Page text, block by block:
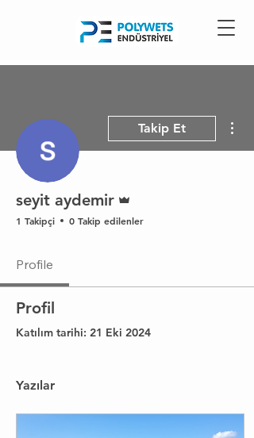
Takip Et
seyit aydemir
1 Takipçi 0 Takip edilenler
Profile
Profil
Katılım tarihi: 21 Eki 2024
Yazılar